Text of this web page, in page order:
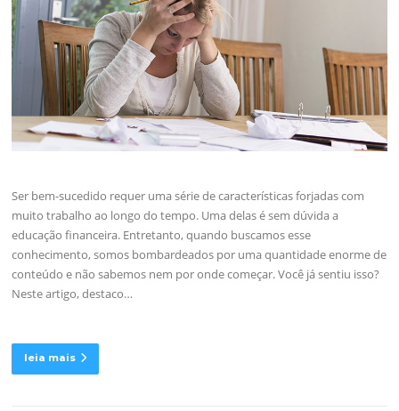
Ser bem-sucedido requer uma série de características forjadas com
muito trabalho ao longo do tempo. Uma delas é sem dúvida a
educação financeira. Entretanto, quando buscamos esse
conhecimento, somos bombardeados por uma quantidade enorme de
conteúdo e não sabemos nem por onde começar. Você já sentiu isso?
Neste artigo, destaco…
leia mais